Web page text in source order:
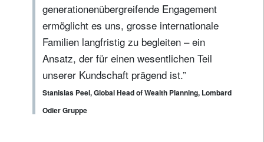
generationenübergreifende Engagement
ermöglicht es uns, grosse internationale
Familien langfristig zu begleiten – ein
Ansatz, der für einen wesentlichen Teil
unserer Kundschaft prägend ist.”
Stanislas Peel, Global Head of Wealth Planning, Lombard
Odier Gruppe